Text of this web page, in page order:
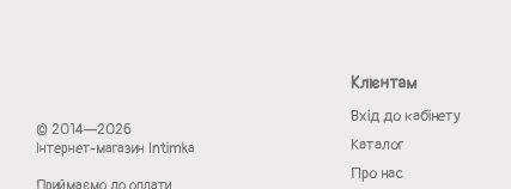
© 2014—2026
Інтернет-магазин Intimka
Клієнтам
Вхід до кабінету
Каталог
Про нас